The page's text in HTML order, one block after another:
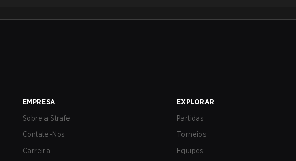
EMPRESA
Sobre a Strafe
Contate-Nos
Carreira
EXPLORAR
Partidas
Torneios
Equipes